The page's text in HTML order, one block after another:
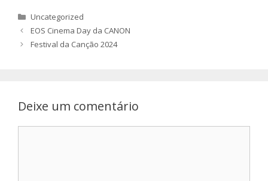
Categorias
Uncategorized
EOS Cinema Day da CANON
Festival da Canção 2024
Deixe um comentário